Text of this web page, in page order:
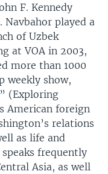
F. Kennedy
Navbahor played a
of Uzbek
at VOA in 2003,
more than 1000
weekly show,
(Exploring
American foreign
relations
as life and
frequently
Asia, as well